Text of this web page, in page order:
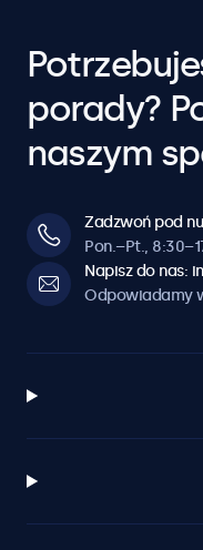
porady?
naszym
Zadzwoń pod
Pon.–Pt.,
Napisz do nas:
Odpowiadamy